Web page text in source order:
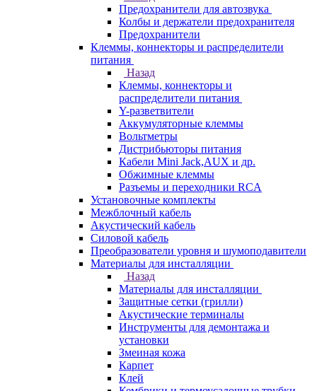
Предохранители для автозвука
Колбы и держатели предохранителя
Предохранители
Клеммы, коннекторы и распределители
питания
Назад
Клеммы, коннекторы и
распределители питания
Y-разветвители
Аккумуляторные клеммы
Вольтметры
Дистрибьюторы питания
Кабели Mini Jack,AUX и др.
Обжимные клеммы
Разъемы и переходники RCA
Установочные комплекты
Межблочный кабель
Акустический кабель
Силовой кабель
Преобразователи уровня и шумоподавители
Материалы для инсталляции
Назад
Материалы для инсталляции
Защитные сетки (грилли)
Акустические терминалы
Инструменты для демонтажа и
установки
Змеиная кожа
Карпет
Клей